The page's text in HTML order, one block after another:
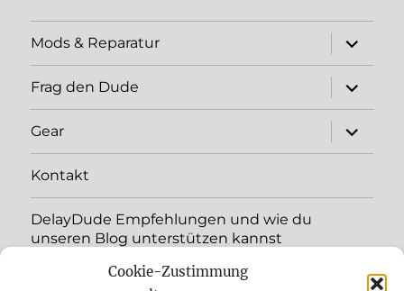
Cookie-Zustimmung
Mods & Reparatur
expand
child
menu
Frag den Dude
expand
child
menu
Gear
expand
child
menu
Kontakt
DelayDude Empfehlungen und wie du
unseren Blog unterstützen kannst
expand